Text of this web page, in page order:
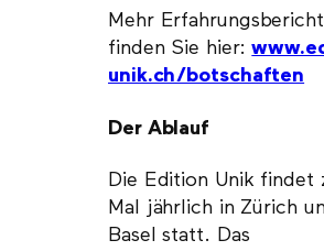
Mehr
finden Sie hier:
unik.ch/botschaften
Der Ablauf
Die Edition Unik findet
Mal jährlich in Zürich
Basel statt. Das